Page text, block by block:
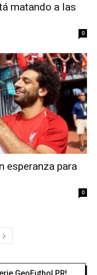
matando a las
0
esperanza para
0